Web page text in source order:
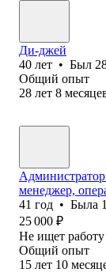
Ди-джей
40 лет • Был
Общий опыт
28 лет 8
Администратор
менеджер,
41 год • Была
25 000 ₽
Не ищет работу
Общий опыт
15 лет 10